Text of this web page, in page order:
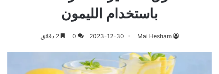
باستخدام الليمون
Mai Hesham
2023-12-30
0 2 دقائق